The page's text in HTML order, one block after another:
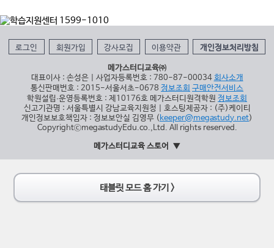
로그인 회원가입 강사모집 이용약관 개인정보처리방침
메가스터디교육㈜
대표이사 : 손성은 | 사업자등록번호 : 780-87-00034 회사소개
통신판매번호 : 2015-서울서초-0678 정보조회 구매안전서비스
학원설립∙운영등록번호 : 제10176호 메가스터디원격학원 정보조회
신고기관명 : 서울특별시 강남교육지원청 | 호스팅제공자 : (주)케이티
개인정보보호책임자 : 정보보안실 김영무 (keeper@megastudy.net)
CopyrightⓒmegastudyEdu.co.,Ltd. All rights reserved.
메가스터디교육 스토어
태블릿 모드 홈 가기 >